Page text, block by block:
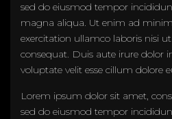
sed do eiusmod tempor
magna aliqua. Ut enim ad
exercitation ullamco laboris nisi
consequat. Duis aute irure dolor
voluptate velit esse cillum dolore
Lorem ipsum dolor sit amet,
sed do eiusmod tempor